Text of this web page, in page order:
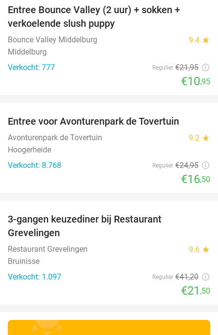
Entree Bounce Valley (2 uur) + sokken +
verkoelende slush puppy
Bounce Valley Middelburg 9.4 star
Middelburg
Verkocht: 777
Regulier €21,95
€10,95
Entree voor Avonturenpark de Tovertuin
Avonturenpark de Tovertuin 9.2 star
Hoogerheide
Verkocht: 8.768
Regulier €24,95
€16,50
3-gangen keuzediner bij Restaurant
Grevelingen
Restaurant Grevelingen 9.6 star
Bruinisse
Verkocht: 1.097
Regulier €41,20
€21 ,50